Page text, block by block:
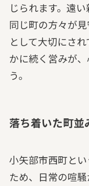
じられます。遠
同じ町の方々が
として大切にさ
かに続く営みが
う。
落ち着いた町並
小矢部市西町と
ため、日常の喧